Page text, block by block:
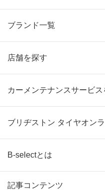
ブランド一覧
店舗を探す
カーメンテナンスサービス
ブリヂストン タイヤオン
B-selectとは
記事コンテンツ